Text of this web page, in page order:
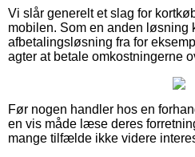
Vi slår generelt et slag for
mobilen. Som en anden løsning
afbetalingsløsning fra for
agter at betale omkostningerne
Før nogen handler hos en
en vis måde læse deres
mange tilfælde ikke videre